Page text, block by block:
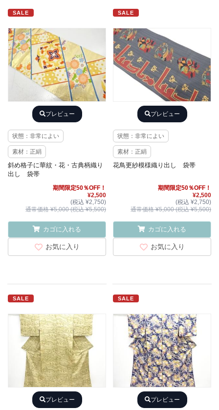
SALE
プレビュー
状態：非常によい
素材：正絹
斜め格子に華紋・花・古典柄織り
出し 袋帯
期間限定50％OFF！
¥2,500
(税込 ¥2,750)
通常価格 ¥5,000 (税込 ¥5,500)
カゴに入れる
お気に入り
SALE
プレビュー
状態：非常によい
素材：正絹
花鳥更紗模様織り出し 袋帯
期間限定50％OFF！
¥2,500
(税込 ¥2,750)
通常価格 ¥5,000 (税込 ¥5,500)
カゴに入れる
お気に入り
SALE
プレビュー
SALE
プレビュー